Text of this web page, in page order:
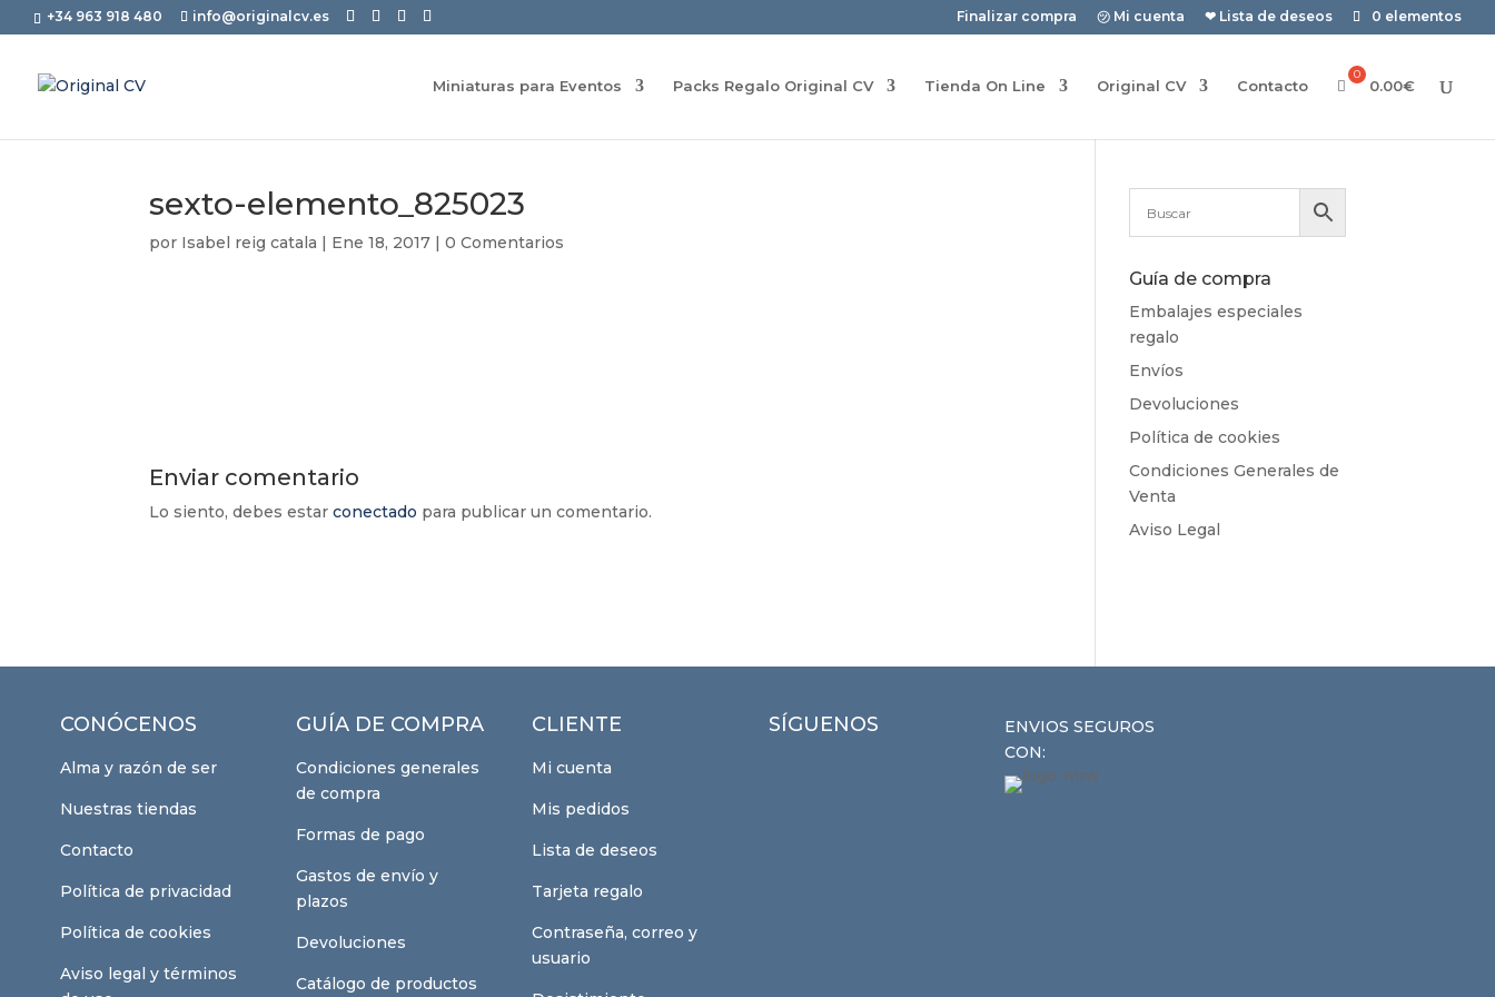
+34 963 918 480 info@originalcv.es Finalizar compra ㋡ Mi cuenta ❤ Lista de deseos 0 elementos
Miniaturas para Eventos Packs Regalo Original CV Tienda On Line Original CV Contacto 0.00€
sexto-elemento_825023
por Isabel reig catala | Ene 18, 2017 |0 Comentarios
Enviar comentario
Lo siento, debes estarconectado para publicar un comentario.
Guía de compra
Embalajes especiales
regalo
Envíos
Devoluciones
Política de cookies
Condiciones Generales de
Venta
Aviso Legal
CONÓCENOS
Alma y razón de ser
Nuestras tiendas
Contacto
Política de privacidad
Política de cookies
Aviso legal y términos
GUÍA DE COMPRA
Condiciones generales
de compra
Formas de pago
Gastos de envío y
plazos
Devoluciones
Catálogo de productos
CLIENTE
Mi cuenta
Mis pedidos
Lista de deseos
Tarjeta regalo
Contraseña, correo y
usuario
SÍGUENOS
ENVIOS SEGUROS
CON: